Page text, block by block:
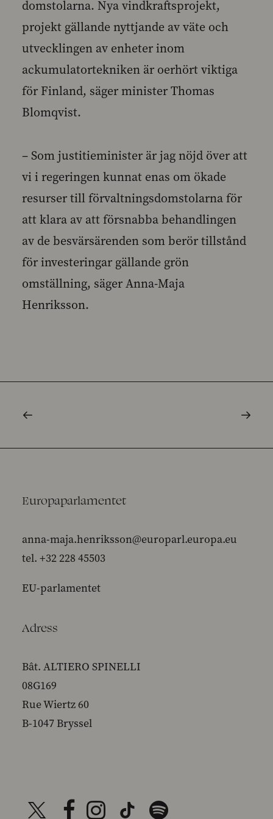
domstolarna. Nya vindkraftsprojekt,
projekt gällande nyttjande av väte och
utvecklingen av enheter inom
ackumulatortekniken är oerhört viktiga
för Finland, säger minister Thomas
Blomqvist.
– Som justitieminister är jag nöjd över att
vi i regeringen kunnat enas om ökade
resurser till förvaltningsdomstolarna för
att klara av att försnabba behandlingen
av de besvärsärenden som berör tillstånd
för investeringar gällande grön
omställning, säger Anna-Maja
Henriksson.
Europaparlamentet
anna-maja.henriksson@europarl.europa.eu
tel. +32 228 45503
EU-parlamentet
Adress
Bât. ALTIERO SPINELLI
08G169
Rue Wiertz 60
B-1047 Bryssel